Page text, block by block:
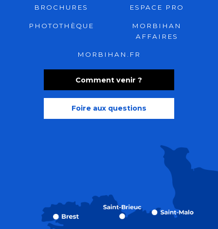
Comment venir ?
Foire aux questions
BROCHURES ESPACE PRO
PHOTOTHÈQUE
MORBIHAN
AFFAIRES
MORBIHAN.FR